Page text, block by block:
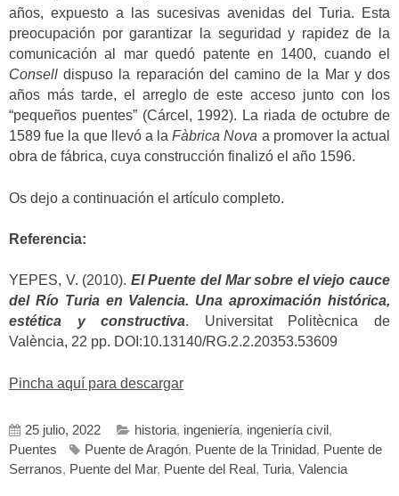
años, expuesto a las sucesivas avenidas del Turia. Esta
preocupación por garantizar la seguridad y rapidez de la
comunicación al mar quedó patente en 1400, cuando el
Consell dispuso la reparación del camino de la Mar y dos
años más tarde, el arreglo de este acceso junto con los
“pequeños puentes” (Cárcel, 1992). La riada de octubre de
1589 fue la que llevó a laFàbrica Nova a promover la actual
obra de fábrica, cuya construcción finalizó el año 1596.
Os dejo a continuación el artículo completo.
Referencia:
YEPES, V. (2010). El Puente del Mar sobre el viejo cauce
del Río Turia en Valencia. Una aproximación histórica,
estética y constructiva. Universitat Politècnica de
València, 22 pp. DOI:10.13140/RG.2.2.20353.53609
Pincha aquí para descargar
25 julio, 2022 historia, ingeniería, ingeniería civil ,
Puentes
Puente de Aragón, Puente de la Trinidad, Puente de
Serranos, Puente del Mar, Puente del Real, Turia, Valencia